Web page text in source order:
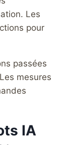
Les
pour
passées
mesures
IA